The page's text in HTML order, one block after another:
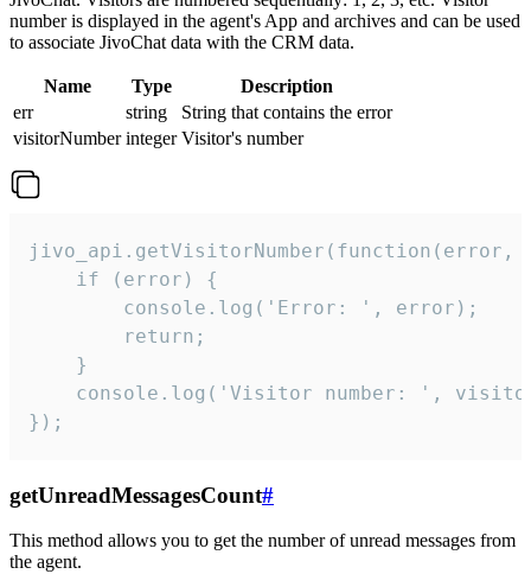
number is displayed in the agent's App and archives and can be used
to associate JivoChat data with the CRM data.
Name Type
Description
err
string
String that contains the error
visitorNumber integer Visitor's number
jivo_api.getVisitorNumber(function(error,
    if (error) {
        console.log('Error: ', error);
        return;
    }
console.log('Visitor number: ',
});
getUnreadMessagesCount#
This method allows you to get the number of unread messages from
the agent.